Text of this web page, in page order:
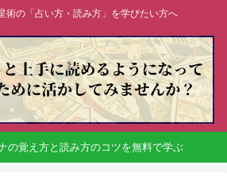
術の「占い方・読み方」を学びたい方へ
の覚え方と読み方のコツを無料で学ぶ